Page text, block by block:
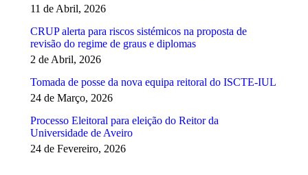
11 de Abril, 2026
CRUP alerta para riscos sistémicos na proposta de
revisão do regime de graus e diplomas
2 de Abril, 2026
Tomada de posse da nova equipa reitoral do ISCTE-IUL
24 de Março, 2026
Processo Eleitoral para eleição do Reitor da
Universidade de Aveiro
24 de Fevereiro, 2026